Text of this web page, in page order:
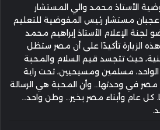
الأستاذ محمد والي المستشار
عجبان مستشار رئيس المفوضية للتعليم
لجنة الإعلام الأستاذ إبراهيم محمد
الزيارة تأكيدًا على أن مصر ستظل
حيث تتجسد قيم السلام والمحبة
الواحد، مسلمين ومسيحيين، تحت راية
في وحدتها… وأن المحبة هي الرسالة
كل عام وأبناء مصر بخير… وطن واحد…